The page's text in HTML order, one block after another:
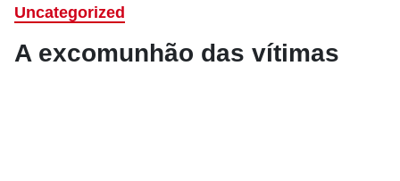
Uncategorized
A excomunhão das vítimas